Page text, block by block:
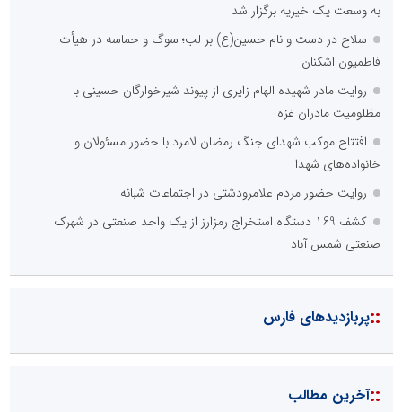
به وسعت یک خیریه برگزار شد
سلاح در دست و نام حسین(ع) بر لب؛ سوگ و حماسه در هیأت
فاطمیون اشکنان
روایت مادر شهیده الهام زایری از پیوند شیرخوارگان حسینی با
مظلومیت مادران غزه
افتتاح موکب شهدای جنگ رمضان لامرد با حضور مسئولان و
خانواده‌های شهدا
روایت حضور مردم علامرودشتی در اجتماعات شبانه
کشف 169 دستگاه استخراج رمزارز از یک واحد صنعتی در شهرک
صنعتی شمس آباد
::پربازدیدهای فارس
::آخرین مطالب